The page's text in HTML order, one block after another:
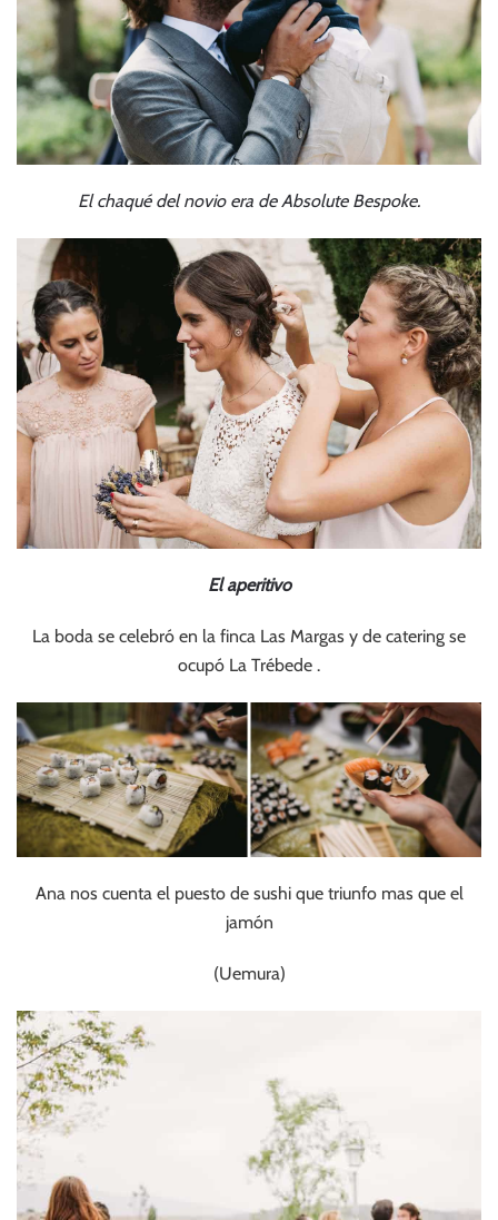
El chaqué del novio era de Absolute Bespoke.
El aperitivo
La boda se celebró en la finca Las Margas y de catering se
ocupó La Trébede .
Ana nos cuenta el puesto de sushi que triunfo mas que el
jamón
(Uemura)